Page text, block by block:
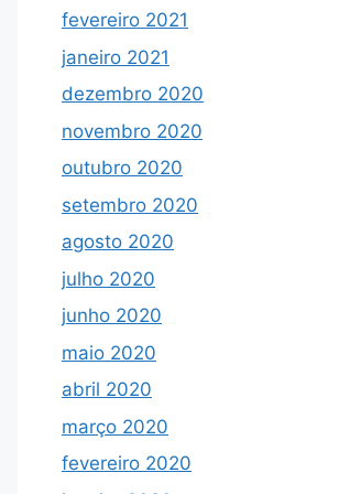
fevereiro 2021
janeiro 2021
dezembro 2020
novembro 2020
outubro 2020
setembro 2020
agosto 2020
julho 2020
junho 2020
maio 2020
abril 2020
março 2020
fevereiro 2020